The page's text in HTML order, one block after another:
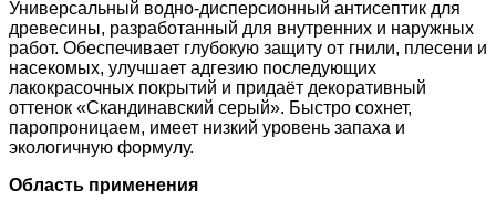
Универсальный водно‑дисперсионный антисептик для
древесины, разработанный для внутренних и наружных
работ. Обеспечивает глубокую защиту от гнили, плесени и
насекомых, улучшает адгезию последующих
лакокрасочных покрытий и придаёт декоративный
оттенок «Скандинавский серый». Быстро сохнет,
паропроницаем, имеет низкий уровень запаха и
экологичную формулу.
Область применения